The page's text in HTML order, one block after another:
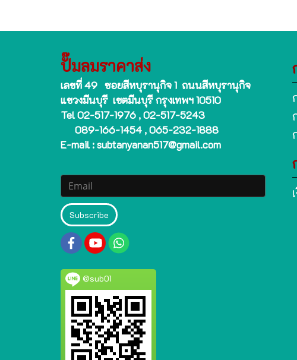
ปั๊มลมราคาส่ง
เลขที่ 49 ซอยสีหบุรานุกิจ 1 ถนนสีหบุรานุกิจ
แขวงมีนบุรี เขตมีนบุรี กรุงเทพฯ 10510
Tel 02-517-1976 , 02-517-5243
089-166-1454 , 065-232-1888
E-mail : subtanyanan517@gmail.com
Subscribe
@sub01